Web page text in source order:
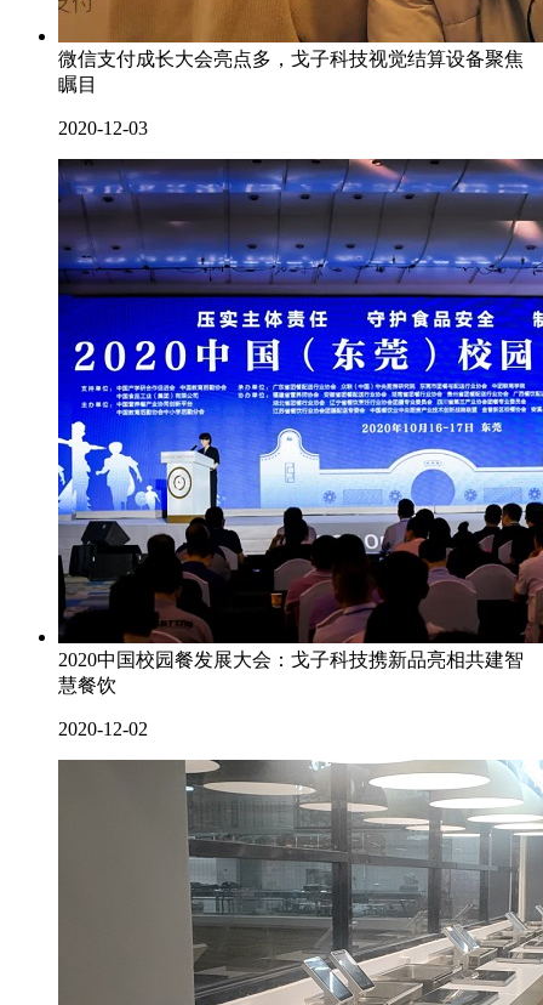
微信支付成长大会亮点多，戈子科技视觉结算设备聚焦
瞩目
2020-12-03
2020中国校园餐发展大会：戈子科技携新品亮相共建智
慧餐饮
2020-12-02